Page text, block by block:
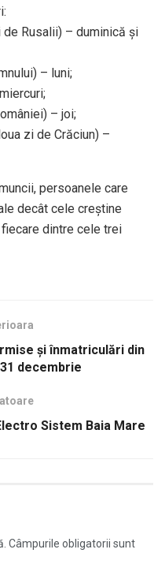
Rusalii) – duminică şi
– luni;
– joi;
zi de Crăciun) –
persoanele care
decât cele creştine
dintre cele trei
şi înmatriculări din
decembrie
Sistem Baia Mare
Câmpurile obligatorii sunt